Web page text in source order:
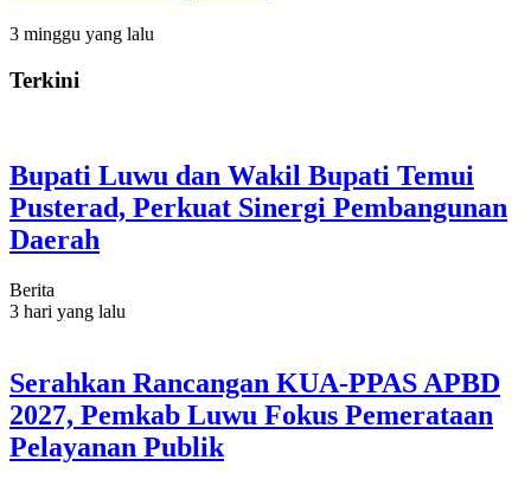
3 minggu yang lalu
Terkini
Bupati Luwu dan Wakil Bupati Temui
Pusterad, Perkuat Sinergi Pembangunan
Daerah
Berita
3 hari yang lalu
Serahkan Rancangan KUA-PPAS APBD
2027, Pemkab Luwu Fokus Pemerataan
Pelayanan Publik